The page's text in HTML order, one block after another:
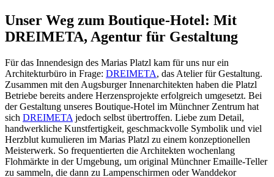
Unser Weg zum Boutique-Hotel: Mit
DREIMETA, Agentur für Gestaltung
Für das Innendesign des Marias Platzl kam für uns nur ein
Architekturbüro in Frage: DREIMETA, das Atelier für Gestaltung.
Zusammen mit den Augsburger Innenarchitekten haben die Platzl
Betriebe bereits andere Herzensprojekte erfolgreich umgesetzt. Bei
der Gestaltung unseres Boutique-Hotel im Münchner Zentrum hat
sich DREIMETA jedoch selbst übertroffen. Liebe zum Detail,
handwerkliche Kunstfertigkeit, geschmackvolle Symbolik und viel
Herzblut kumulieren im Marias Platzl zu einem konzeptionellen
Meisterwerk. So frequentierten die Architekten wochenlang
Flohmärkte in der Umgebung, um original Münchner Emaille-Teller
zu sammeln, die dann zu Lampenschirmen oder Wanddekor